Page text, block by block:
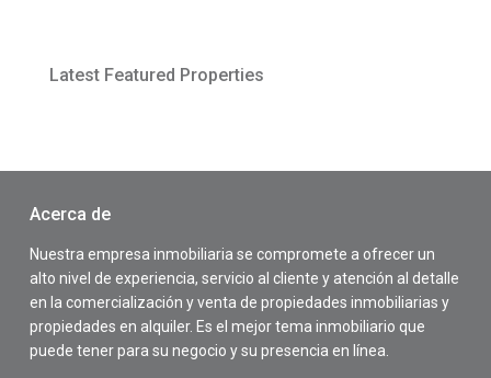
Latest Featured Properties
Acerca de
Nuestra empresa inmobiliaria se compromete a ofrecer un
alto nivel de experiencia, servicio al cliente y atención al detalle
en la comercialización y venta de propiedades inmobiliarias y
propiedades en alquiler. Es el mejor tema inmobiliario que
puede tener para su negocio y su presencia en línea.